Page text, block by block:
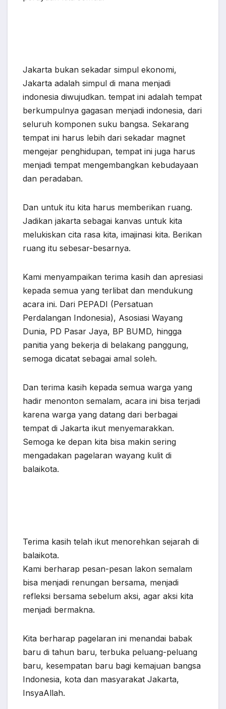
Jakarta bukan sekadar simpul ekonomi,
Jakarta adalah simpul di mana menjadi
indonesia diwujudkan. tempat ini adalah tempat
berkumpulnya gagasan menjadi indonesia, dari
seluruh komponen suku bangsa. Sekarang
tempat ini harus lebih dari sekadar magnet
mengejar penghidupan, tempat ini juga harus
menjadi tempat mengembangkan kebudayaan
dan peradaban.
Dan untuk itu kita harus memberikan ruang.
Jadikan jakarta sebagai kanvas untuk kita
melukiskan cita rasa kita, imajinasi kita. Berikan
ruang itu sebesar-besarnya.
Kami menyampaikan terima kasih dan apresiasi
kepada semua yang terlibat dan mendukung
acara ini. Dari PEPADI (Persatuan
Perdalangan Indonesia), Asosiasi Wayang
Dunia, PD Pasar Jaya, BP BUMD, hingga
panitia yang bekerja di belakang panggung,
semoga dicatat sebagai amal soleh.
Dan terima kasih kepada semua warga yang
hadir menonton semalam, acara ini bisa terjadi
karena warga yang datang dari berbagai
tempat di Jakarta ikut menyemarakkan.
Semoga ke depan kita bisa makin sering
mengadakan pagelaran wayang kulit di
balaikota.
Terima kasih telah ikut menorehkan sejarah di
balaikota.
Kami berharap pesan-pesan lakon semalam
bisa menjadi renungan bersama, menjadi
refleksi bersama sebelum aksi, agar aksi kita
menjadi bermakna.
Kita berharap pagelaran ini menandai babak
baru di tahun baru, terbuka peluang-peluang
baru, kesempatan baru bagi kemajuan bangsa
Indonesia, kota dan masyarakat Jakarta,
InsyaAllah.